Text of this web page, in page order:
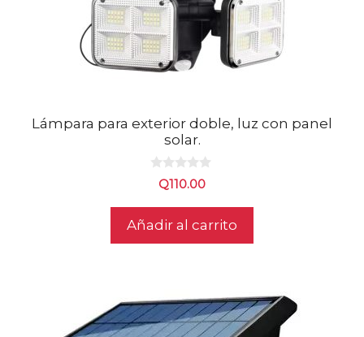
Lámpara para exterior doble, luz con panel
solar.
Q110.00
Añadir al carrito